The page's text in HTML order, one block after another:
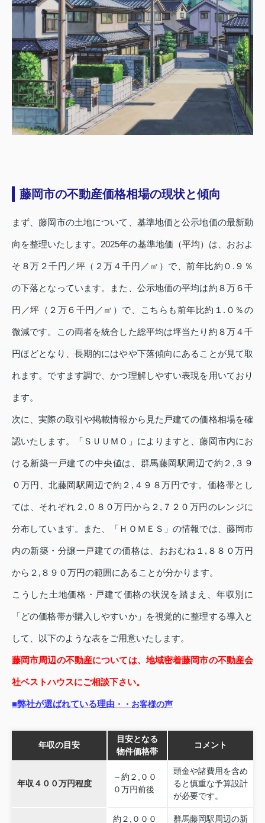
藤岡市の不動産価格相場の現状と傾向
まず、藤岡市の土地について、基準地価と公示地価の最新動
向を整理いたします。2025年の基準地価（平均）は、おおよ
そ８万２千円／坪（２万４千円／㎡）で、前年比約０.９％
の下落となっています。また、公示地価の平均は約８万６千
円／坪（２万６千円／㎡）で、こちらも前年比約１.０％の
微減です。この両者を統合した総平均は坪当たり約８万４千
円ほどとなり、長期的にはやや下落傾向にあることが見て取
れます。ですます調で、かつ理解しやすい表現を用いており
ます。
次に、実際の取引や掲載情報から見た戸建ての価格相場を確
認いたします。「ＳＵＵＭＯ」によりますと、藤岡市内にお
ける新築一戸建ての中央値は、群馬藤岡駅周辺で約２,３９
０万円、北藤岡駅周辺で約２,４９８万円です。価格帯とし
ては、それぞれ２,０８０万円から２,７２０万円のレンジに
分布しています。また、「ＨＯＭＥＳ」の情報では、藤岡市
内の新築・分譲一戸建ての価格は、おおむね１,８８０万円
から２,８９０万円の範囲にあることが分かります。
こうした土地価格・戸建て価格の状況を踏まえ、年収別に
「どの価格帯が購入しやすいか」を視覚的に整理する導入と
して、以下のような表をご用意いたします。
藤岡市周辺の不動産については、地域密着藤岡市の不動産会
社ベストハウスにご相談下さい。
■弊社が選ばれている理由 ・・お客様の声
年収の目安
目安となる
物件価格帯
コメント
年収４００万円程度
～約２,００
０万円前後
頭金や諸費用を含め
ると慎重な予算設計
が必要です。
約２,０００
群馬藤岡駅周辺の新